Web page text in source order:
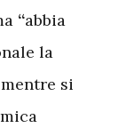
“abbia
la
si